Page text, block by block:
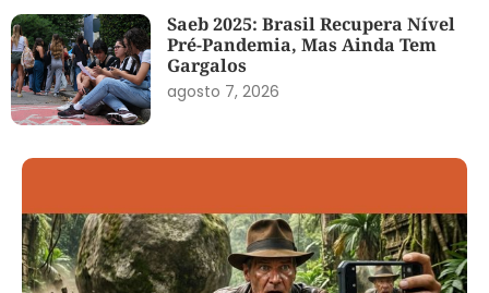
Saeb 2025: Brasil Recupera Nível
Pré-Pandemia, Mas Ainda Tem
Gargalos
agosto 7, 2026